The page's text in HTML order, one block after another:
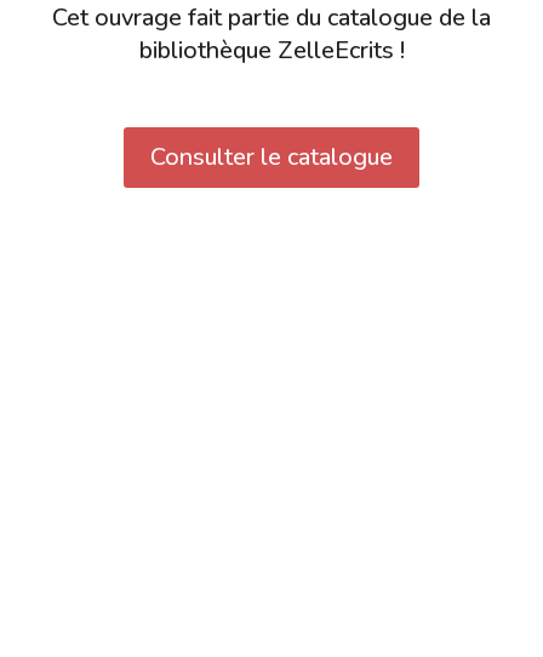
Cet ouvrage fait partie du catalogue de la
bibliothèque ZelleEcrits !
Consulter le catalogue